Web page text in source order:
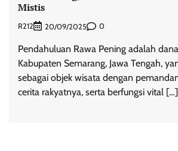
Mistis
R212 20/09/2025 0
Pendahuluan Rawa Pening adalah
Kabupaten Semarang, Jawa Tengah,
sebagai objek wisata dengan
cerita rakyatnya, serta berfungsi vital […]